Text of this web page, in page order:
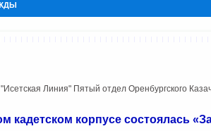
Линия" Пятый отдел Оренбургского
кадетском корпусе состоялась